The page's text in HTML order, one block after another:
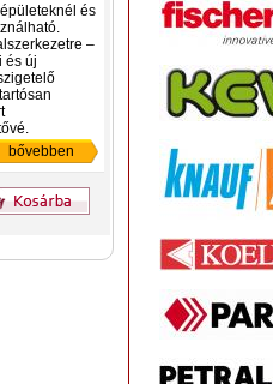
és
–
és új
bővebben